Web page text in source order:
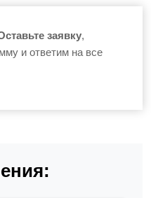
заявку,
и ответим на все